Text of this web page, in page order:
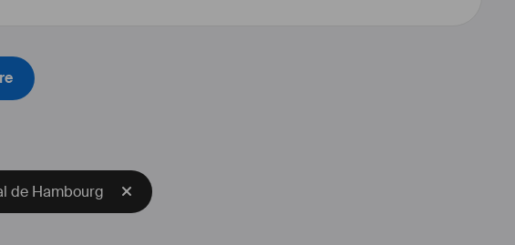
de Hambourg
https://www.imdb.com/name/nm4315405/?
de faire mienne votre pratique en apportant
ponctuellement mon expertise.